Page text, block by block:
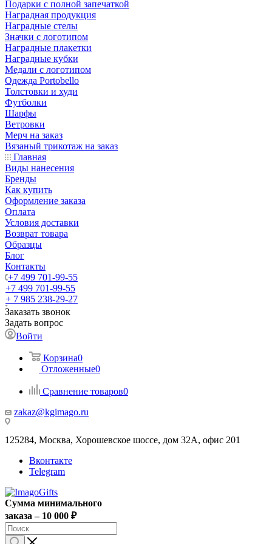
Подарки с полной запечаткой
Наградная продукция
Наградные стелы
Значки с логотипом
Наградные плакетки
Наградные кубки
Медали с логотипом
Одежда Portobello
Толстовки и худи
Футболки
Шарфы
Ветровки
Мерч на заказ
Вязаный трикотаж на заказ
Главная
Виды нанесения
Бренды
Как купить
Оформление заказа
Оплата
Условия доставки
Возврат товара
Образцы
Блог
Контакты
+7 499 701-99-55
+7 499 701-99-55
+ 7 985 238-29-27
Заказать звонок
Задать вопрос
Войти
Корзина0
Отложенные0
Сравнение товаров0
zakaz@kgimago.ru
125284, Москва, Хорошевское шоссе, дом 32А, офис 201
Вконтакте
Telegram
Сумма минимального
заказа – 10 000 ₽